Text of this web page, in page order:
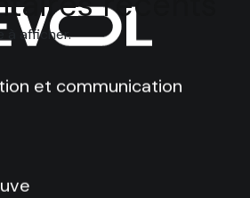
à afficher.
et communication